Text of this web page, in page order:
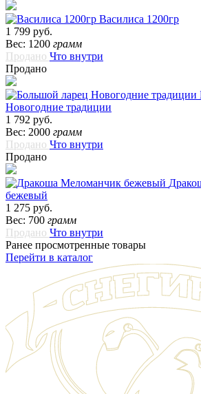
Василиса 1200гр
1 799 руб.
Вес: 1200 грамм
Продано Что внутри
Продано
Новогодние традиции
1 792 руб.
Вес: 2000 грамм
Продано Что внутри
Продано
бежевый
1 275 руб.
Вес: 700 грамм
Продано Что внутри
Ранее просмотренные товары
Перейти в каталог